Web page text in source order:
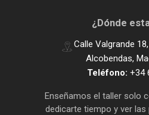
¿Dónde
Calle Valgrande
Alcobendas,
Teléfono: +34
Enseñamos el taller solo
dedicarte tiempo y ver las